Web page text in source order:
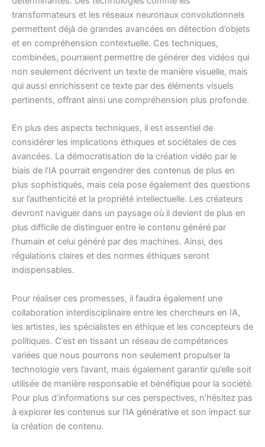
transformateurs et les réseaux neuronaux convolutionnels
permettent déjà de grandes avancées en détection d’objets
et en compréhension contextuelle. Ces techniques,
combinées, pourraient permettre de générer des vidéos qui
non seulement décrivent un texte de manière visuelle, mais
qui aussi enrichissent ce texte par des éléments visuels
pertinents, offrant ainsi une compréhension plus profonde.
En plus des aspects techniques, il est essentiel de
considérer les implications éthiques et sociétales de ces
avancées. La démocratisation de la création vidéo par le
biais de l’IA pourrait engendrer des contenus de plus en
plus sophistiqués, mais cela pose également des questions
sur l’authenticité et la propriété intellectuelle. Les créateurs
devront naviguer dans un paysage où il devient de plus en
plus difficile de distinguer entre le contenu généré par
l’humain et celui généré par des machines. Ainsi, des
régulations claires et des normes éthiques seront
indispensables.
Pour réaliser ces promesses, il faudra également une
collaboration interdisciplinaire entre les chercheurs en IA,
les artistes, les spécialistes en éthique et les concepteurs de
politiques. C’est en tissant un réseau de compétences
variées que nous pourrons non seulement propulser la
technologie vers l’avant, mais également garantir qu’elle soit
utilisée de manière responsable et bénéfique pour la société.
Pour plus d’informations sur ces perspectives, n’hésitez pas
à explorer les contenus sur l’IA générative et son impact sur
la création de contenu.